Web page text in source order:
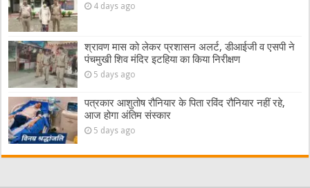
4 days ago
श्रावण मास को लेकर प्रशासन अलर्ट, डीआईजी व एसपी ने
पंचमुखी शिव मंदिर इटहिया का किया निरीक्षण
5 days ago
पत्रकार आशुतोष रौनियार के पिता रविंद रौनियार नहीं रहे,
आज होगा अंतिम संस्कार
5 days ago